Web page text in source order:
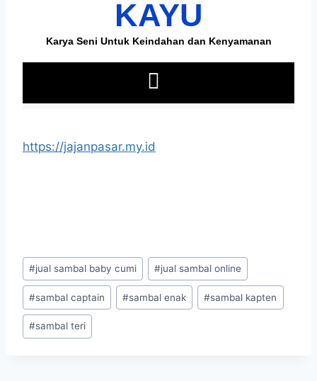
https://jajanpasar.my.id
#jual sambal baby cumi #jual sambal online
#sambal captain #sambal enak #sambal kapten
#sambal teri